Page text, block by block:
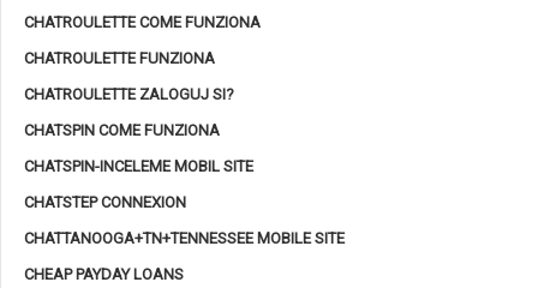
CHATROULETTE COME FUNZIONA
CHATROULETTE FUNZIONA
CHATROULETTE ZALOGUJ SI?
CHATSPIN COME FUNZIONA
CHATSPIN-INCELEME MOBIL SITE
CHATSTEP CONNEXION
CHATTANOOGA+TN+TENNESSEE MOBILE SITE
CHEAP PAYDAY LOANS